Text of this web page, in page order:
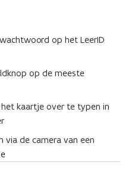
op het LeerID
op de meeste
kaartje over te typen in
via de camera van een